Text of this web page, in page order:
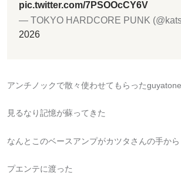
pic.twitter.com/7PSOOcCY6V
— TOKYO HARDCORE PUNK
2026
アンチノックで散々使わせてもらった
見るなり記憶が蘇ってきた
なんとこのベースアンプがカツタさんの手から
プエンテに渡った